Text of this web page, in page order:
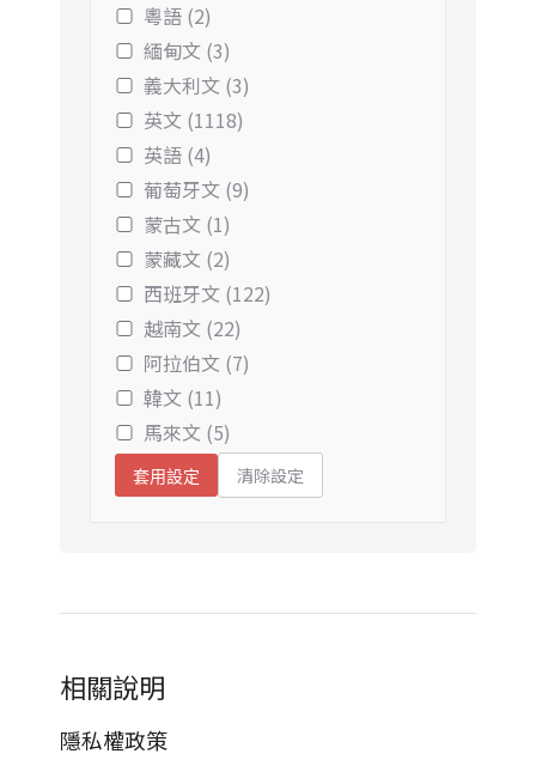
粵語 (2)
緬甸文 (3)
義大利文 (3)
英文 (1118)
英語 (4)
葡萄牙文 (9)
蒙古文 (1)
蒙藏文 (2)
西班牙文 (122)
越南文 (22)
阿拉伯文 (7)
韓文 (11)
馬來文 (5)
套用設定 清除設定
相關說明
隱私權政策